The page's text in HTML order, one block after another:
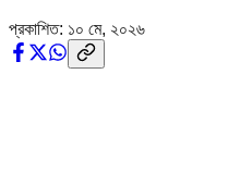
প্রকাশিত: ১০ মে, ২০২৬